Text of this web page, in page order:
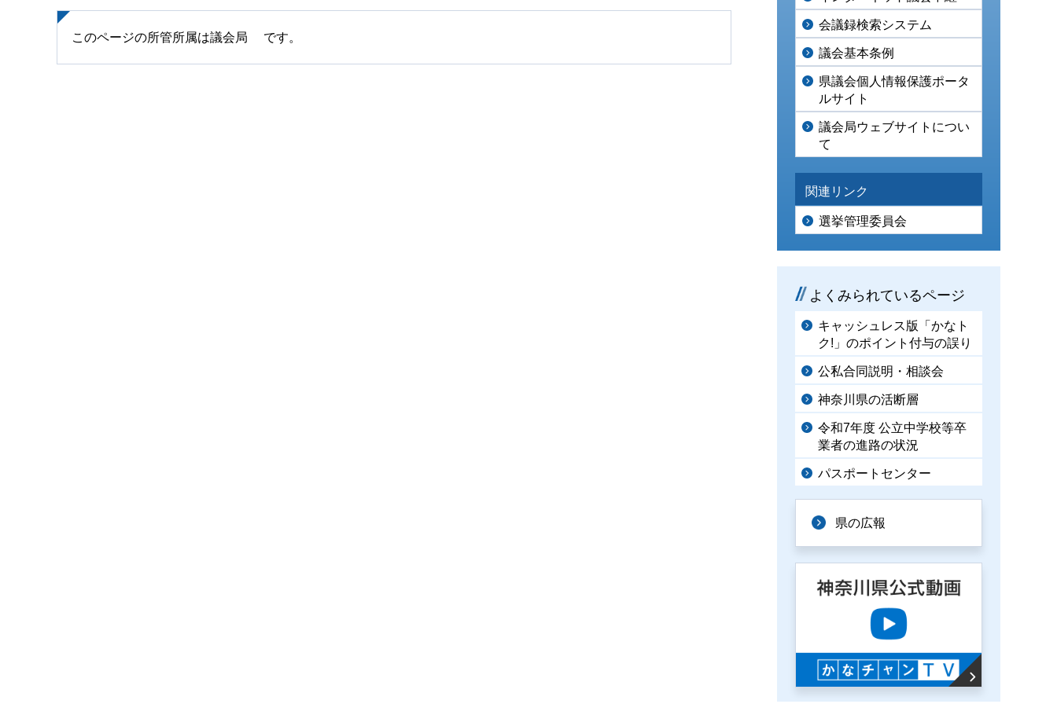
このページの所管所属は議会局 です。
会議録検索システム
議会基本条例
県議会個人情報保護ポータ
ルサイト
議会局ウェブサイトについ
て
関連リンク
選挙管理委員会
よくみられているページ
キャッシュレス版「かなト
ク!」のポイント付与の誤り
公私合同説明・相談会
神奈川県の活断層
令和7年度 公立中学校等卒
業者の進路の状況
パスポートセンター
県の広報